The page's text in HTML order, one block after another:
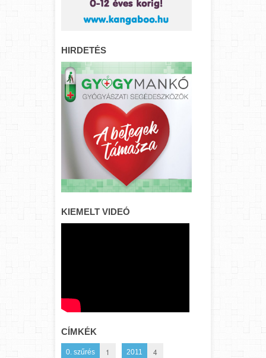
HIRDETÉS
KIEMELT VIDEÓ
CÍMKÉK
0. szűrés 1 2011 4